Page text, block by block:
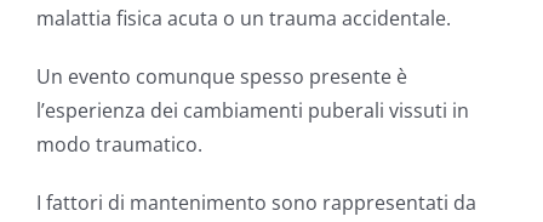
malattia fisica acuta o un trauma accidentale.
Un evento comunque spesso presente è
l’esperienza dei cambiamenti puberali vissuti in
modo traumatico.
I fattori di mantenimento sono rappresentati da